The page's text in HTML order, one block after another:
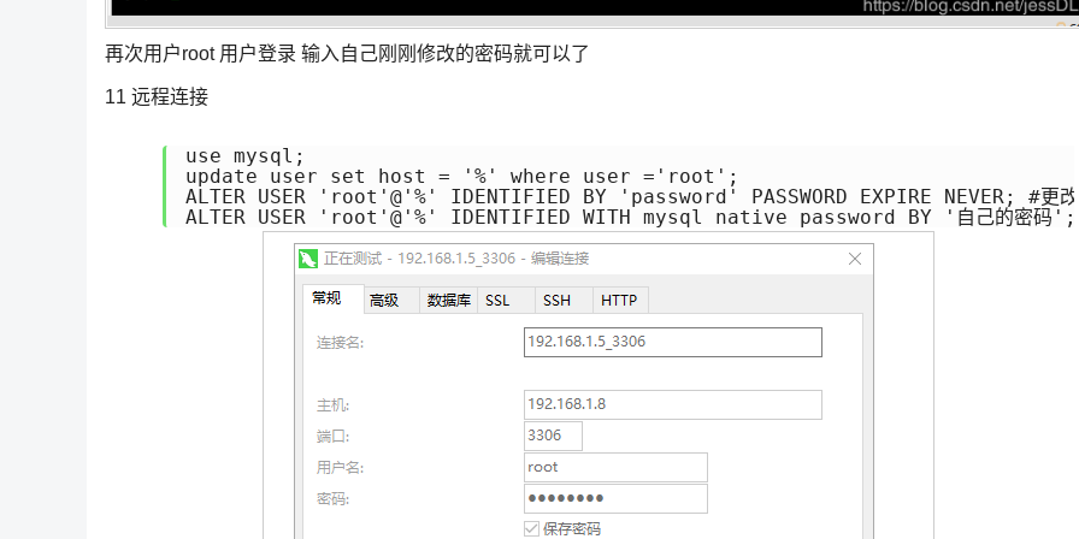
再次用户root 用户登录 输入自己刚刚修改的密码就可以了
11 远程连接
use mysql;
update user set host = '%' where user ='root';
ALTER USER 'root'@'%' IDENTIFIED BY 'password' PASSWORD EXPIRE NEVER; #更改
ALTER USER 'root'@'%' IDENTIFIED WITH mysql_native_password BY '自己的密码';